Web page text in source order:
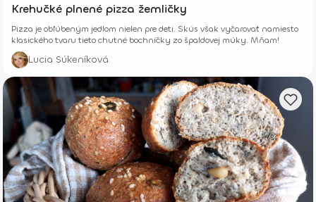
Krehučké plnené pizza žemličky
Pizza je obľúbeným jedlom nielen pre deti. Skús však vyčarovať namiesto
klasického tvaru tieto chutné bochníčky zo špaldovej múky. Mňam!
Lucia Súkeníková